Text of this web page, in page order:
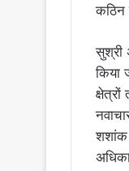
कठिन
सुश्री
किया
शशांक